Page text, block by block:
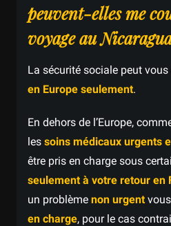
peuvent-elles me
voyage au
La sécurité sociale peut
en Europe seulement.
En dehors de l’Europe,
les soins médicaux urgents
être pris en charge sous
seulement à votre retour en
un problème non urgent
en charge, pour le cas